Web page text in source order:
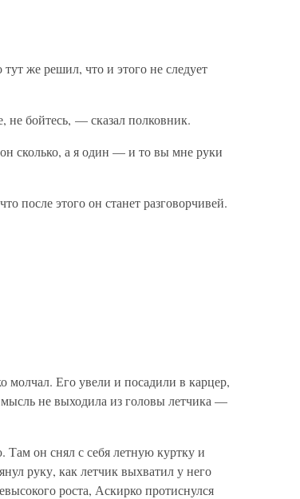
же решил, что и этого не следует
бойтесь, — сказал полковник.
сколько, а я один — и то вы мне руки
после этого он станет разговорчивей.
молчал. Его увели и посадили в карцер,
не выходила из головы летчика —
он снял с себя летную куртку и
руку, как летчик выхватил у него
роста, Аскирко протиснулся